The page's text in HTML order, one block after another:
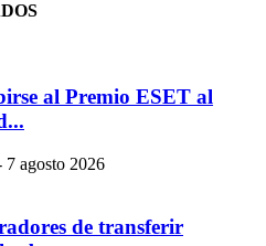
al Premio ESET al
7 agosto 2026
de transferir